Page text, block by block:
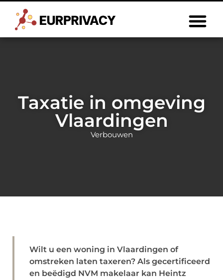
Taxatie in omgeving
Vlaardingen
Verbouwen
Wilt u een woning in Vlaardingen of
omstreken laten taxeren? Als gecertificeerd
en beëdigd NVM makelaar kan Heintz